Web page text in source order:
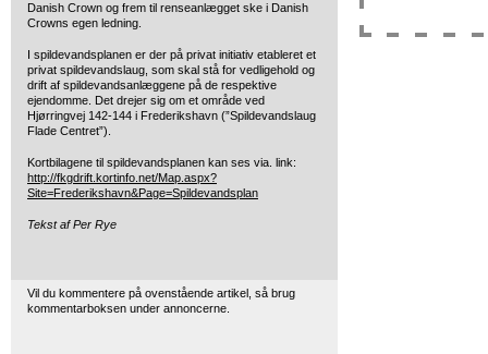
Danish Crown og frem til renseanlægget ske i Danish
Crowns egen ledning.
I spildevandsplanen er der på privat initiativ etableret et
privat spildevandslaug, som skal stå for vedligehold og
drift af spildevandsanlæggene på de respektive
ejendomme. Det drejer sig om et område ved
Hjørringvej 142-144 i Frederikshavn (”Spildevandslaug
Flade Centret”).
Kortbilagene til spildevandsplanen kan ses via. link:
http://fkgdrift.kortinfo.net/Map.aspx?
Site=Frederikshavn&Page=Spildevandsplan
Tekst af Per Rye
Vil du kommentere på ovenstående artikel, så brug
kommentarboksen under annoncerne.